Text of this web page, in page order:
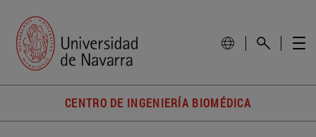
CENTRO DE INGENIERÍA BIOMÉDICA